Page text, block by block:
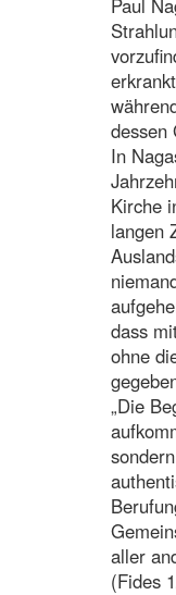
Paul
dessen
In
Kirche
langen
dass
ohne
„Die
aller
(Fides